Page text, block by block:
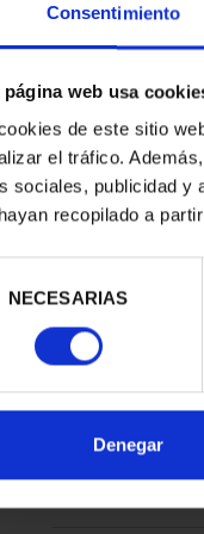
Consentimiento
página web usa
de este sitio
el tráfico.
sociales, publicidad y
recopilado a
NECESARIAS
Denegar
CAPITALES
ORDENAR POR: